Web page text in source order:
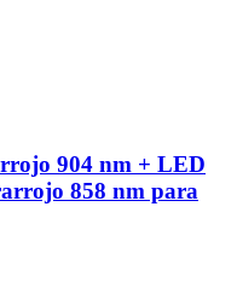
904 nm + LED
858 nm para